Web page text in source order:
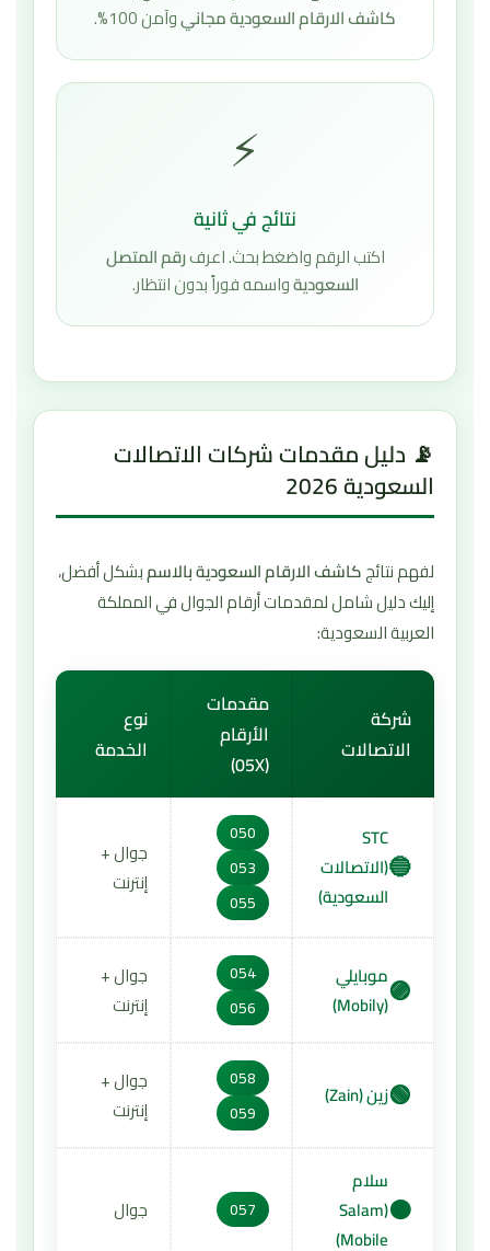
كاشف الارقام السعودية مجانيوآمن 100%.
⚡
نتائج في ثانية
اكتب الرقم واضغط بحث. اعرفرقم المتصل
السعوديةواسمه فوراً بدون انتظار.
📡 دليل مقدمات شركات الاتصالات
السعودية 2026
لفهم نتائجكاشف الارقام السعودية بالاسمبشكل أفضل،
إليك دليل شامل لمقدمات أرقام الجوال في المملكة
العربية السعودية:
شركة
الاتصالات
مقدمات
الأرقام
(05X)
نوع
الخدمة
🔵
STC
(الاتصالات
السعودية)
050
053
055
جوال +
إنترنت
🟣موبايلي
(Mobily)
054
056
جوال +
إنترنت
🟢زين (Zain)
058
059
جوال +
إنترنت
🟠
سلام
(Salam
Mobile)
057 جوال